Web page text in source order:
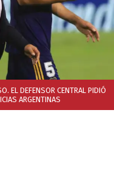
EL DEFENSOR CENTRAL PIDIÓ
ARGENTINAS